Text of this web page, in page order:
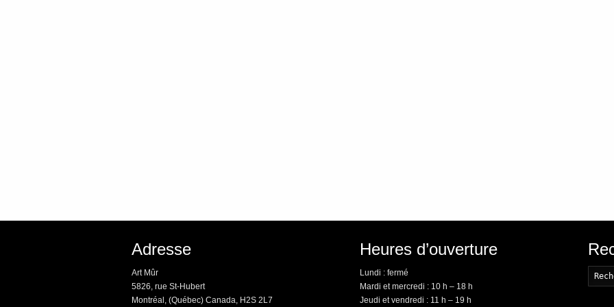
Adresse
Art Mûr
5826, rue St-Hubert
Montréal, (Québec) Canada, H2S 2L7
Heures d’ouverture
Lundi : fermé
Mardi et mercredi : 10 h – 18 h
Jeudi et vendredi : 11 h – 19 h